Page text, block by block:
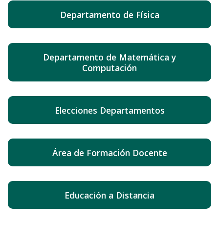
Departamento de Física
Departamento de Matemática y
Computación
Elecciones Departamentos
Área de Formación Docente
Educación a Distancia